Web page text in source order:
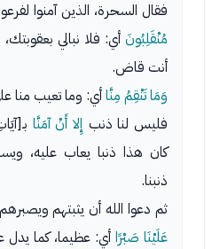
فقال السحرة، الذين آمنوا
مُنْقَلِبُونَ أي: فلا نبالي
أنت قاض.
وَمَا تَنْقِمُ مِنَّاأي: وما تعيب منا
فليس لنا ذنب إِلا أَنْ آمَنَّا
كان هذا ذنبا يعاب عليه،
ذنبنا.
ثم دعوا الله أن يثبتهم
عَلَيْنَا صَبْرًا أي: عظيما، كما يدل